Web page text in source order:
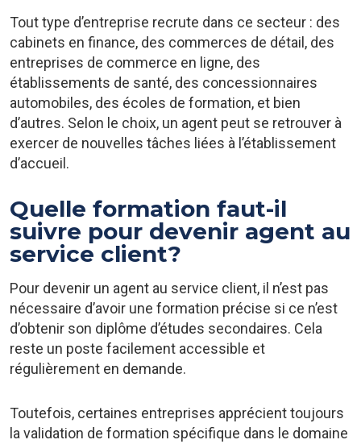
Tout type d’entreprise recrute dans ce secteur : des
cabinets en finance, des commerces de détail, des
entreprises de commerce en ligne, des
établissements de santé, des concessionnaires
automobiles, des écoles de formation, et bien
d’autres. Selon le choix, un agent peut se retrouver à
exercer de nouvelles tâches liées à l’établissement
d’accueil.
Quelle formation faut-il
suivre pour devenir agent au
service client?
Pour devenir un agent au service client, il n’est pas
nécessaire d’avoir une formation précise si ce n’est
d’obtenir son diplôme d’études secondaires. Cela
reste un poste facilement accessible et
régulièrement en demande.
Toutefois, certaines entreprises apprécient toujours
la validation de formation spécifique dans le domaine